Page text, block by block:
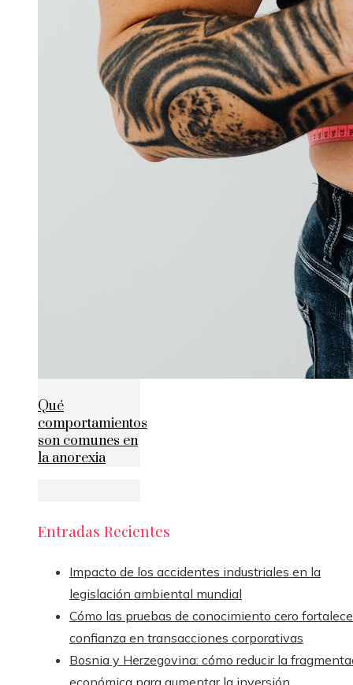
Qué
comportamientos
son comunes en
la anorexia
Entradas Recientes
Impacto de los accidentes industriales en la
legislación ambiental mundial
Cómo las pruebas de conocimiento cero
confianza en transacciones corporativas
Bosnia y Herzegovina: cómo reducir la
económica para aumentar la inversión